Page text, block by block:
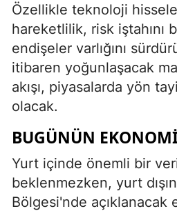
Özellikle teknoloji
hareketlilik, risk iştahını
endişeler varlığını
itibaren yoğunlaşacak
akışı, piyasalarda yön
olacak.
BUGÜNÜN
Yurt içinde önemli bir veri
beklenmezken, yurt
Bölgesi'nde açıklanacak